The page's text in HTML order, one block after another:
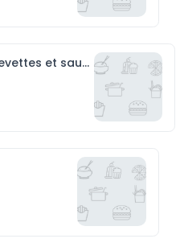
Mine frit poulet, oeufs, crevettes et saucisses